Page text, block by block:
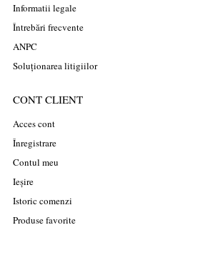
Informatii legale
Întrebări frecvente
ANPC
Soluționarea litigiilor
CONT CLIENT
Acces cont
Înregistrare
Contul meu
Ieșire
Istoric comenzi
Produse favorite